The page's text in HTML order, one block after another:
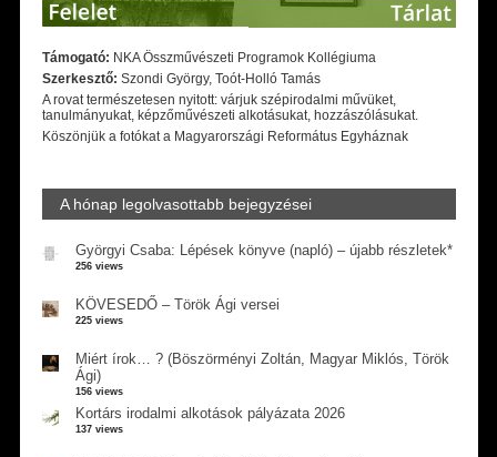
Támogató: NKA Összművészeti Programok Kollégiuma
Szerkesztő: Szondi György, Toót-Holló Tamás
A rovat természetesen nyitott: várjuk szépirodalmi művüket,
tanulmányukat, képzőművészeti alkotásukat, hozzászólásukat.
Köszönjük a fotókat a Magyarországi Református Egyháznak
A hónap legolvasottabb bejegyzései
Györgyi Csaba: Lépések könyve (napló) – újabb részletek*
256 views
KÖVESEDŐ – Török Ági versei
225 views
Miért írok… ? (Böszörményi Zoltán, Magyar Miklós, Török
Ági)
156 views
Kortárs irodalmi alkotások pályázata 2026
137 views